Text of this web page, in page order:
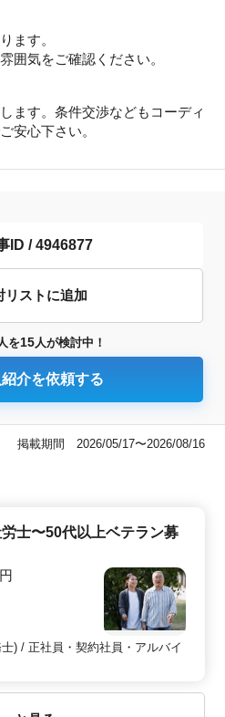
ます。
囲気をご確認ください。
ます。条件交渉などもコーディ
安心下さい。
ID / 4946877
リスト に追加
を15人が検討中！
介を依頼する
掲載期間 2026/05/17〜2026/08/16
士〜50代以上ベテラン募
) / 正社員・契約社員・アルバイ